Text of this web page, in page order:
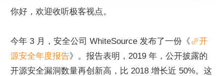
你好，欢迎收听极客视点。
今年 3 月，安全公司 WhiteSource 发布了一份《
开
源安全年度报告》。报告表明，2019 年，公开披露的
开源安全漏洞数量再创新高，比 2018 增长近 50%。这